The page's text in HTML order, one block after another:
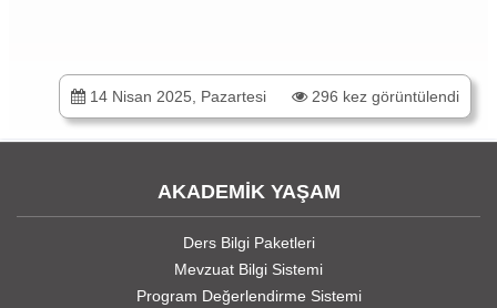
14 Nisan 2025, Pazartesi 296 kez görüntülendi
AKADEMİK YAŞAM
Ders Bilgi Paketleri
Mevzuat Bilgi Sistemi
Program Değerlendirme Sistemi